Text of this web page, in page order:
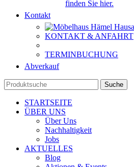
finden Sie hier.
Kontakt
KONTAKT & ANFAHRT
TERMINBUCHUNG
Abverkauf
Suche
STARTSEITE
ÜBER UNS
Über Uns
Nachhaltigkeit
Jobs
AKTUELLES
Blog